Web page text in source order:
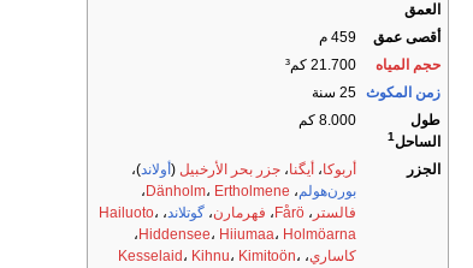
العمق
أقصى عمق
459 م
حجم المياه
21.700 كم³
زمن المكوث 25 سنة
طول
الساحل1
8.000 كم
الجزر أربوكا، أيگنا، جزر بحر الأرخبيل ( أولاند)،
بورن‌هولم، Dänholm، Ertholmene
،
فالستر ، Fårö ، فهرمارن، گوتلاند، Hailuoto،
Hiddensee، Hiiumaa، Holmöarna
،
كاساري، Kesselaid ، Kihnu، Kimitoön،